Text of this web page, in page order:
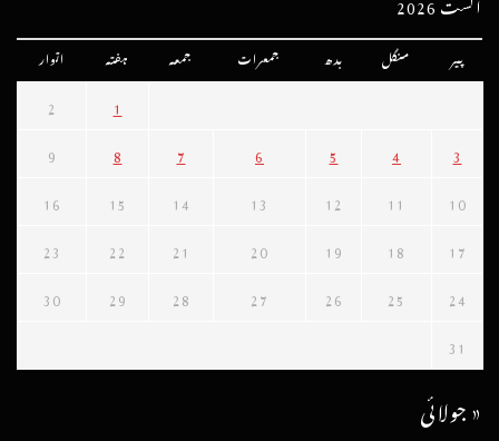
پیر منگل بدھ جمعرات جمعہ ہفتہ اتوار
1
2
3
4
5
6
7
8
9
10
11
12
13
14
15
16
17
18
19
20
21
22
23
24
25
26
27
28
29
30
31
« جولائی